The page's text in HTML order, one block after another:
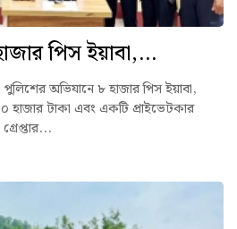
পিস ইয়াবা,...
অভিযানে ৮ হাজার পিস ইয়াবা,
হাজার টাকা এবং একটি প্রাইভেটকার